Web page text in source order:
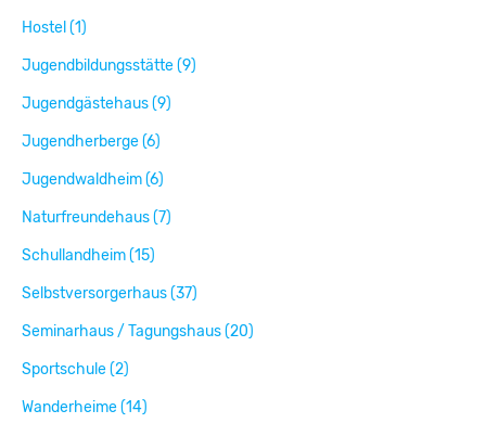
Hostel (1)
Jugendbildungsstätte (9)
Jugendgästehaus (9)
Jugendherberge (6)
Jugendwaldheim (6)
Naturfreundehaus (7)
Schullandheim (15)
Selbstversorgerhaus (37)
Seminarhaus / Tagungshaus (20)
Sportschule (2)
Wanderheime (14)